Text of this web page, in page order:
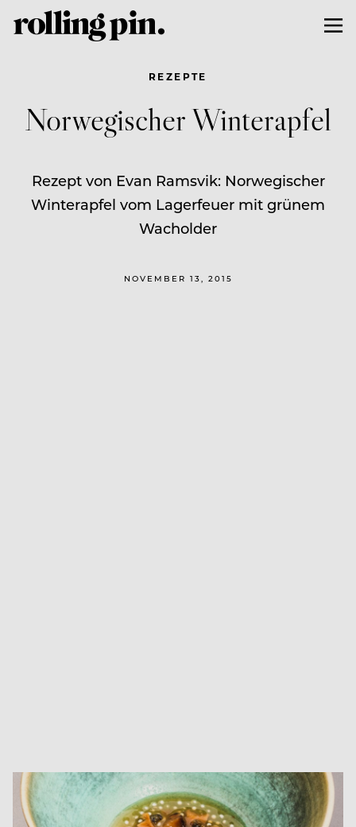
REZEPTE
Norwegischer Winterapfel
Rezept von Evan Ramsvik: Norwegischer
Winterapfel vom Lagerfeuer mit grünem
Wacholder
NOVEMBER 13, 2015